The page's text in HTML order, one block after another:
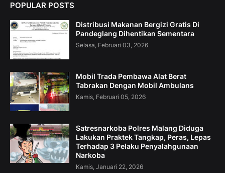
POPULAR POSTS
Distribusi Makanan Bergizi Gratis Di
Pandeglang Dihentikan Sementara
Selasa, Februari 03, 2026
Mobil Trada Pembawa Alat Berat
Tabrakan Dengan Mobil Ambulans
Kamis, Februari 05, 2026
Satresnarkoba Polres Malang Diduga
Lakukan Praktek Tangkap, Peras, Lepas
Terhadap 3 Pelaku Penyalahgunaan
Narkoba
Kamis, Januari 22, 2026